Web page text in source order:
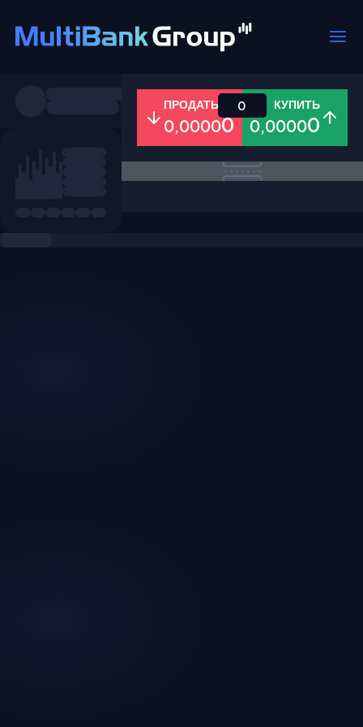
Все Форекс Металлы
ПРОДАТЬ
0,00000
КУПИТЬ
0,00000
0